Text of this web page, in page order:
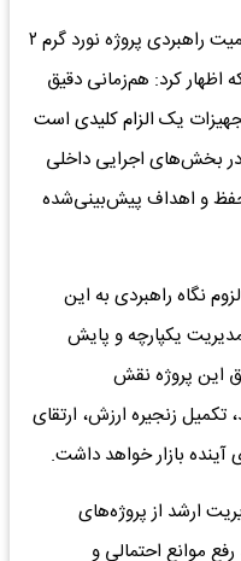
وی در جریان این بازدید با اشاره به اهمیت راهبردی پروژه نورد گرم ۲
اظهار کرد: هم‌زمانی دقیق
یک الزام کلیدی است
بخش‌های اجرایی داخلی
حفظ و اهداف پیش‌بینی‌شده
نگاه راهبردی به این
نورد گرم ۲ باید با مدیریت یکپارچه و پایش
این پروژه نقش
تکمیل زنجیره ارزش، ارتقای
بازار خواهد داشت.
ارشد از پروژه‌های
موانع احتمالی و